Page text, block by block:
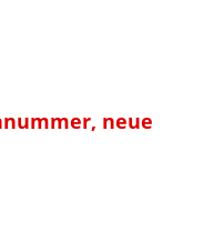
neue